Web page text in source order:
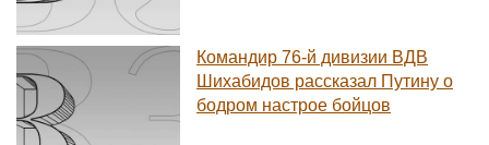
Командир 76-й дивизии ВДВ
Шихабидов рассказал Путину о
бодром настрое бойцов